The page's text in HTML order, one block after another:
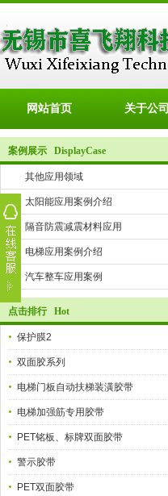
网站首页 关于公司
案例展示 DisplayCase
其他应用领域
太阳能应用案例介绍
隔音防震减震材料应用
电梯应用案例介绍
汽车整车应用案例
点击排行 Hot
保护膜2
双面胶系列
电梯门板自动扶梯装潢胶带
电梯加强筋专用胶带
PET铭板、标牌双面胶带
警示胶带
PET双面胶带